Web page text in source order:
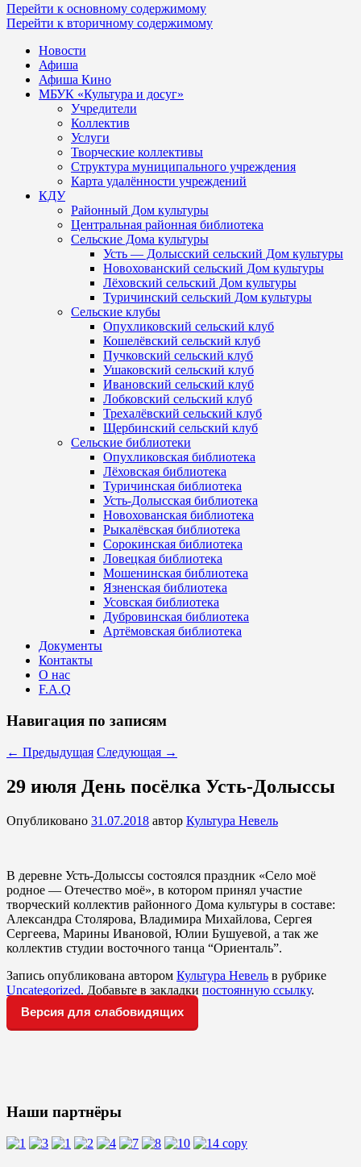
МБУК Невельского района "Культура
и досуг"
Перейти к основному содержимому
Перейти к вторичному содержимому
Новости
Афиша
Афиша Кино
МБУК «Культура и досуг»
Учредители
Коллектив
Услуги
Творческие коллективы
Структура муниципального учреждения
Карта удалённости учреждений
КДУ
Районный Дом культуры
Центральная районная библиотека
Сельские Дома культуры
Усть — Долысский сельский Дом культуры
Новохованский сельский Дом культуры
Лёховский сельский Дом культуры
Туричинский сельский Дом культуры
Сельские клубы
Опухликовский сельский клуб
Кошелёвский сельский клуб
Пучковский сельский клуб
Ушаковский сельский клуб
Ивановский сельский клуб
Лобковский сельский клуб
Трехалёвский сельский клуб
Щербинский сельский клуб
Сельские библиотеки
Опухликовская библиотека
Лёховская библиотека
Туричинская библиотека
Усть-Долысская библиотека
Новохованская библиотека
Рыкалёвская библиотека
Сорокинская библиотека
Ловецкая библиотека
Мошенинская библиотека
Язненская библиотека
Усовская библиотека
Дубровинская библиотека
Артёмовская библиотека
Документы
Контакты
О нас
F.A.Q
Навигация по записям
← Предыдущая Следующая →
29 июля День посёлка Усть-Долыссы
Опубликовано 31.07.2018 автор Культура Невель
В деревне Усть-Долыссы состоялся праздник «Село моё
родное — Отечество моё», в котором принял участие
творческий коллектив районного Дома культуры в составе:
Александра Столярова, Владимира Михайлова, Сергея
Сергеева, Марины Ивановой, Юлии Бушуевой, а так же
коллектив студии восточного танца “Ориенталь”.
Запись опубликована автором Культура Невель в рубрике
Uncategorized. Добавьте в закладки постоянную ссылку.
Версия для слабовидящих
Наши партнёры